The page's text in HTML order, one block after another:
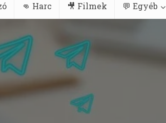
👊 Harc 🎥 Filmek 💬 Egyéb